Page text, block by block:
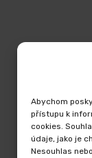
Abychom
přístupu k
cookies.
údaje, jako je
Nesouhlas